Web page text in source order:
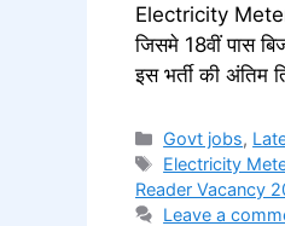
Electricity Meter
जिसमे 18वीं पास
इस भर्ती की
Categories
Govt jobs,
Tags
Electricity
Reader Vacancy
Leave a